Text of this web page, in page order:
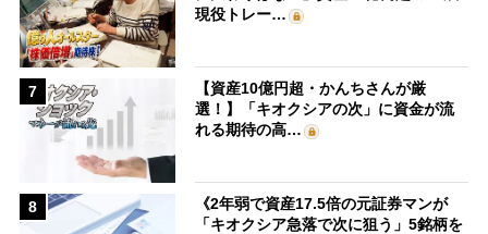
現役トレー…
7
【資産10億円超・かんちさんが厳
選！】「キオクシアの次」に資金が流
れる期待の高…
8
《2年弱で資産17.5倍の元証券マンが
「キオクシア急落で次に狙う」5銘柄を